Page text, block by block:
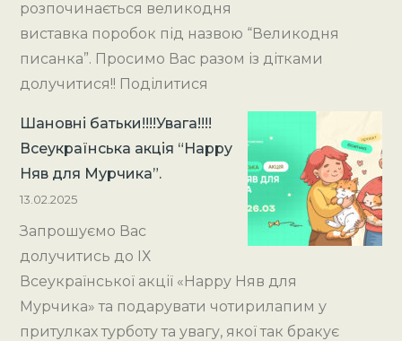
розпочинається великодня
виставка поробок під назвою “Великодня
писанка”. Просимо Вас разом із дітками
долучитися!! Поділитися
Шановні батьки!!!!Увага!!!!
Всеукраїнська акція “Happy
Няв для Мурчика”.
13.02.2025
Запрошуємо Вас
долучитись до ІХ
Всеукраїнської акції «Happy Няв для
Мурчика» та подарувати чотирилапим у
притулках турботу та увагу, якої так бракує